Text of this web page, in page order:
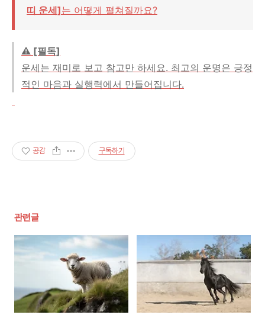
띠 운세]는 어떻게 펼쳐질까요?
⚠️ [필독]
운세는 재미로 보고 참고만 하세요. 최고의 운명은 긍정
적인 마음과 실행력에서 만들어집니다.
공감 구독하기
관련글